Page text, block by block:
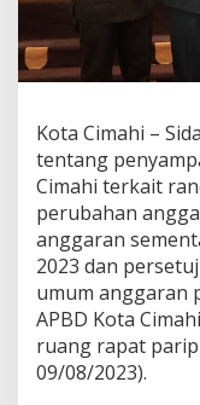
Kota Cimahi –
tentang
Cimahi terkait
perubahan
anggaran
2023 dan
umum anggaran
APBD Kota
ruang rapat
09/08/2023).